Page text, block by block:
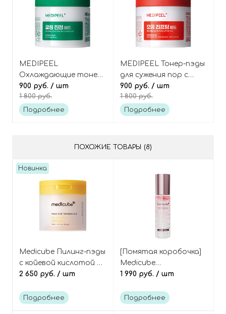
MEDIPEEL
Охлаждающие тонер-
пэды с центеллой и
пантенолом, Cica
Cooling Calming Pad
900 руб. / шт
1 800 руб.
Подробнее
MEDIPEEL Тонер-пэды
для сужения пор с
коллагеном и
пробиотиками, Lacto
Pore Lifting Pad
900 руб. / шт
1 800 руб.
Подробнее
ПОХОЖИЕ ТОВАРЫ (8)
Новинка
Medicube Пилинг-пэды
с койевой кислотой и
экстрактом куркумы,
2 650 руб. / шт
Подробнее
[Помятая коробочка]
Medicube
Увлажняющий мист-
коллагеном, PDRN Pink
1 990 руб. / шт
Подробнее